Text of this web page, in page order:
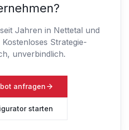
Jahren in Nettetal und
Kostenloses Strategie-
unverbindlich.
anfragen
starten